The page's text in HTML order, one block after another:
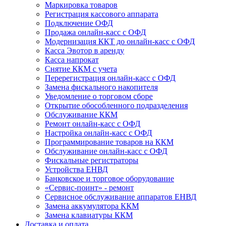
Маркировка товаров
Регистрация кассового аппарата
Подключение ОФД
Продажа онлайн-касс с ОФД
Модернизация ККТ до онлайн-касс с ОФД
Касса Эвотор в аренду
Касса напрокат
Снятие ККМ с учета
Перерегистрация онлайн-касс с ОФД
Замена фискального накопителя
Уведомление о торговом сборе
Открытие обособленного подразделения
Обслуживание ККМ
Ремонт онлайн-касс с ОФД
Настройка онлайн-касс с ОФД
Программирование товаров на ККМ
Обслуживание онлайн-касс с ОФД
Фискальные регистраторы
Устройства ЕНВД
Банковское и торговое оборудование
«Сервис-поинт» - ремонт
Сервисное обслуживание аппаратов ЕНВД
Замена аккумулятора ККМ
Замена клавиатуры ККМ
Доставка и оплата